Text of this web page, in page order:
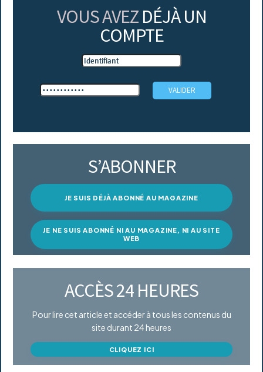
VOUS AVEZ DÉJÀ UN
COMPTE
S’ABONNER
JE SUIS DÉJÀ ABONNÉ AU MAGAZINE
JE NE SUIS ABONNÉ NI AU MAGAZINE, NI AU SITE
WEB
ACCÈS 24 HEURES
Pour lire cet article et accéder à tous les contenus du
site durant 24 heures
CLIQUEZ ICI